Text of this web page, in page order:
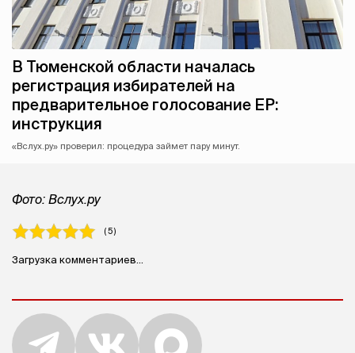
В Тюменской области началась
регистрация избирателей на
предварительное голосование ЕР:
инструкция
«Вслух.ру» проверил: процедура займет пару минут.
Фото: Вслух.ру
( 5 )
Загрузка комментариев...